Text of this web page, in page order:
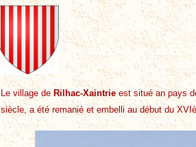
Le village de Rilhac-Xaintrie est situé an pays
siècle, a été remanié et embelli au début du